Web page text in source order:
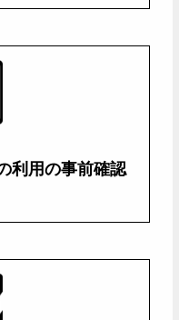
お客様から個人情報
いものがありますこ
現するために、ま
制改定に伴い、個人
います。定期的にご確
します。
致します。
利用の事前確認